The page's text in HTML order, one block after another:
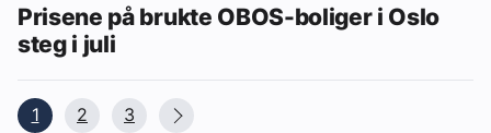
Prisene på brukte OBOS-boliger i Oslo
steg i juli
1 2 3